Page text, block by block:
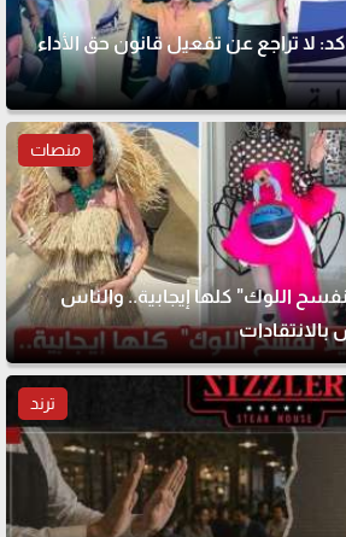
لا تراجع عن تفعيل قانون حق الأداء
منصات
ياسمين يسري: "يلا نفسح اللوك" كلها إيجابية.. والناس
بالانتقادات
ترند